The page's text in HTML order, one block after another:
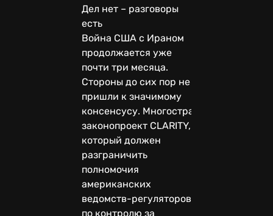
Дел нет – разговоры
есть
Война США с Ираном
продолжается уже
почти три месяца.
Стороны до сих пор не
пришли к значимому
консенсусу. Многострадальный
законопроект CLARITY,
который должен
разграничить
полномочия
американских
ведомств-регуляторов
по контролю за